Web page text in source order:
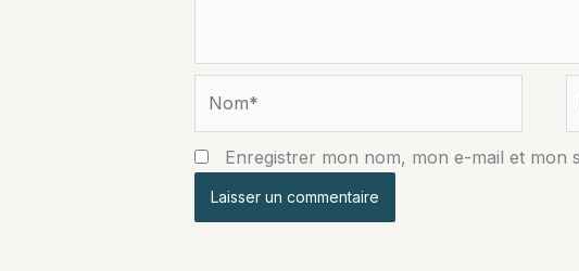
Enregistrer mon nom, mon e-mail et mon